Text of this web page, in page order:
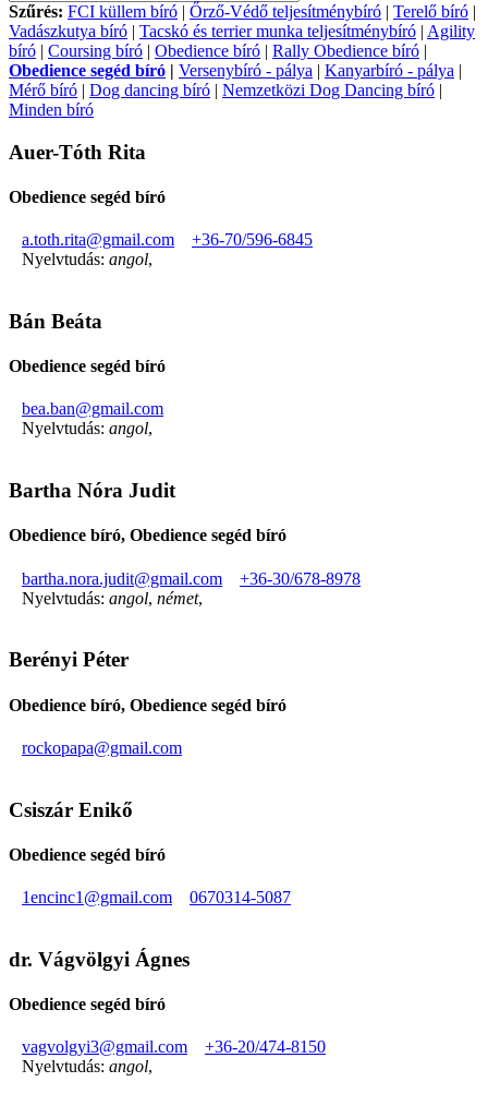
Szűrés: FCI küllem bíró | Őrző-Védő teljesítménybíró | Terelő bíró |
Vadászkutya bíró | Tacskó és terrier munka teljesítménybíró | Agility
bíró | Coursing bíró | Obedience bíró | Rally Obedience bíró |
Obedience segéd bíró | Versenybíró - pálya | Kanyarbíró - pálya |
Mérő bíró | Dog dancing bíró | Nemzetközi Dog Dancing bíró |
Minden bíró
Auer-Tóth Rita
Obedience segéd bíró
a.toth.rita@gmail.com
+36-70/596-6845
Nyelvtudás: angol,
Bán Beáta
Obedience segéd bíró
bea.ban@gmail.com
Nyelvtudás: angol,
Bartha Nóra Judit
Obedience bíró, Obedience segéd bíró
bartha.nora.judit@gmail.com
+36-30/678-8978
Nyelvtudás: angol, német,
Berényi Péter
Obedience bíró, Obedience segéd bíró
rockopapa@gmail.com
Csiszár Enikő
Obedience segéd bíró
1encinc1@gmail.com 0670314-5087
dr. Vágvölgyi Ágnes
Obedience segéd bíró
vagvolgyi3@gmail.com
+36-20/474-8150
Nyelvtudás: angol,